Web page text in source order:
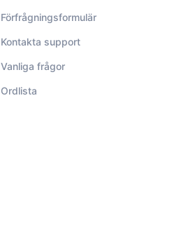
Förfrågningsformulär
Kontakta support
Vanliga frågor
Ordlista